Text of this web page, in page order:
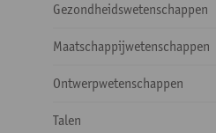
Gezondheidswetenschappen
Maatschappijwetenschappen
Ontwerpwetenschappen
Talen